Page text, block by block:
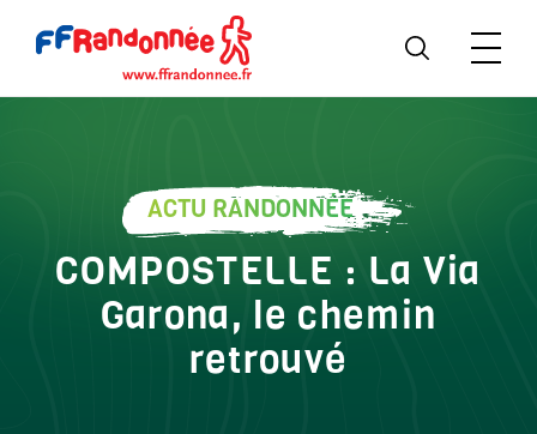
ACTU RANDONNÉE
COMPOSTELLE : La Via
Garona, le chemin
retrouvé